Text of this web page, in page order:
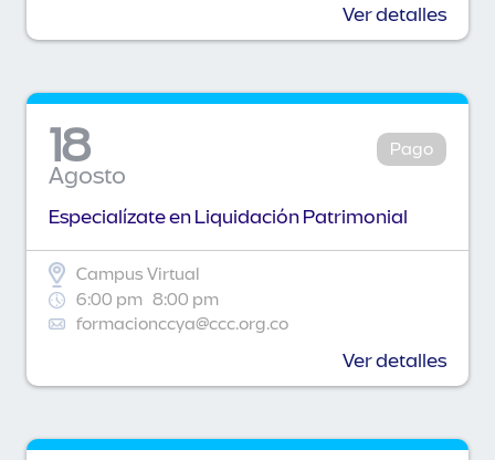
Ver detalles
18
Agosto
Pago
Especialízate en Liquidación Patrimonial
Campus Virtual
6:00 pm 8:00 pm
formacionccya@ccc.org.co
Ver detalles